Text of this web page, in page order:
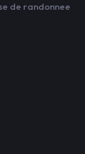
de randonnee